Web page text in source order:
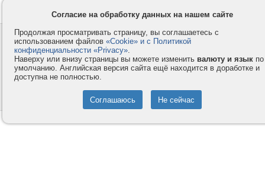
Контакты
Компания
Privacy и Cookie
Услуги
Как оплатить
Помощь
© 2008-2026
- Все права защищены.
Согласие на обработку данных на нашем сайте
Продолжая просматривать страницу, вы соглашаетесь с
использованием файлов «Cookie» и с Политикой
конфиденциальности «Privacy».
Наверху или внизу страницы вы можете изменить валюту и язык по
умолчанию. Английская версия сайта ещё находится в доработке и
доступна не полностью.